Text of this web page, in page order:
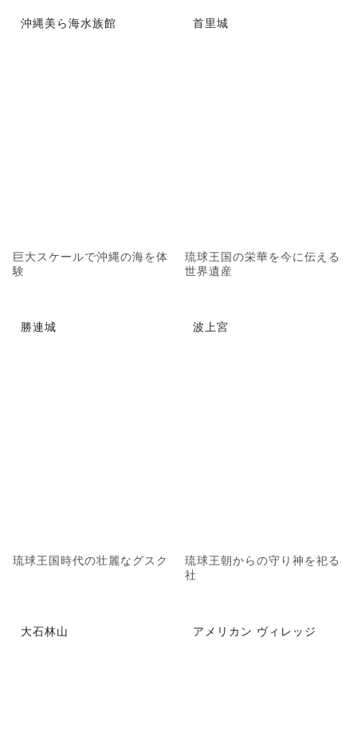
沖縄美ら海水族館
巨大スケールで沖縄の海を体
験
首里城
琉球王国の栄華を今に伝える
世界遺産
勝連城
琉球王国時代の壮麗なグスク
波上宮
琉球王朝からの守り神を祀る
社
大石林山 アメリカン ヴィレッジ